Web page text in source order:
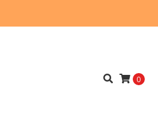
0